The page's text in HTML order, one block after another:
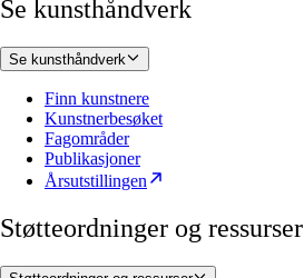
Se kunsthåndverk
Se kunsthåndverk
Finn kunstnere
Kunstnerbesøket
Fagområder
Publikasjoner
Årsutstillingen
Støtteordninger og ressurser